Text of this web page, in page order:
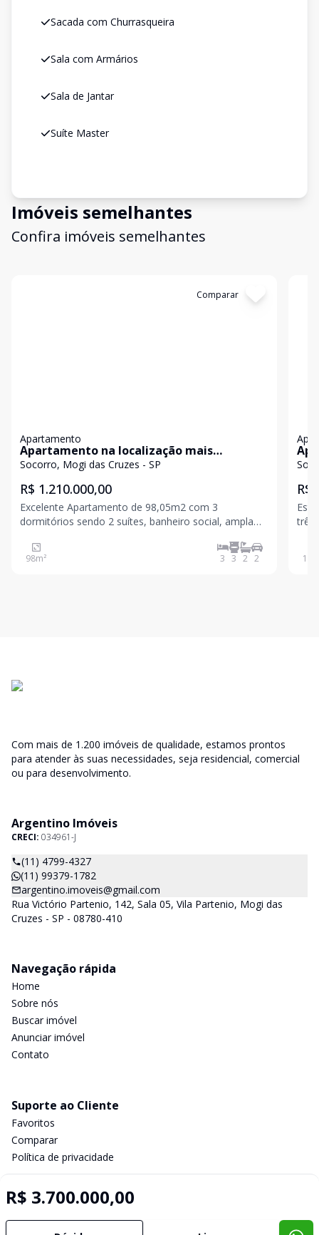
Sacada com Churrasqueira
Sala com Armários
Sala de Jantar
Suíte Master
Imóveis semelhantes
Confira imóveis semelhantes
Comparar
Apartamento
Apartamento na localização mais
desejada da Cidade
Socorro, Mogi das Cruzes - SP
R$ 1.210.000,00
Excelente Apartamento de 98,05m2 com 3
dormitórios sendo 2 suítes, banheiro social, ampla
totalme
98m² 3 3 2 2
R$
três
127
R$ 3.700.000,00
Com mais de 1.200 imóveis de qualidade, estamos prontos
para atender às suas necessidades, seja residencial, comercial
ou para desenvolvimento.
Argentino Imóveis
CRECI: 034961-J
(11) 4799-4327
(11) 99379-1782
argentino.imoveis@gmail.com
Rua Victório Partenio, 142, Sala 05, Vila Partenio, Mogi das
Cruzes - SP - 08780-410
Navegação rápida
Home
Sobre nós
Buscar imóvel
Anunciar imóvel
Contato
Suporte ao Cliente
Favoritos
Comparar
Política de privacidade
Selo de Tecnologia Loft